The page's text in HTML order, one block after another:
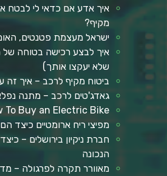
איך אדע אם כדאי לי לבטח
מקיף?
ישראל מעצמת פטנטים,
איך לבצע רכישה בטוחה של
שלא יעקצו אותך)
ביטוח מקיף לרכב – איך זה
גאדג'טים לרכב – מתנה
To Buy an Electric Bike
מפיצי ריח ארומטיים כיצד הם
חברת ניקיון בירושלים –
הנכונה
מאוורר תקרה לפרגולה –